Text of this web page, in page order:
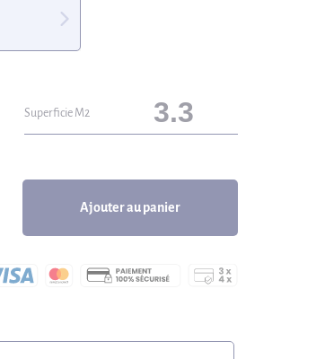
Superficie M2
Ajouter au panier